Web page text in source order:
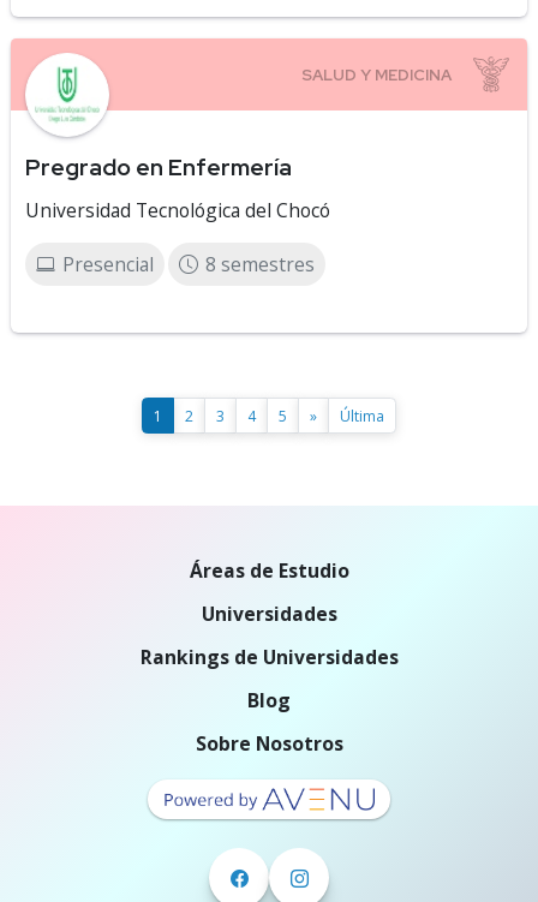
Pregrado en Enfermería
Universidad Tecnológica del Chocó
Presencial 8 semestres
1 2 3 4 5 » Última
Áreas de Estudio
Universidades
Rankings de Universidades
Blog
Sobre Nosotros